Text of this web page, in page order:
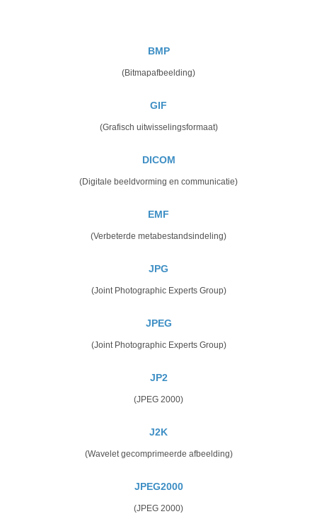
BMP
(Bitmapafbeelding)
GIF
(Grafisch uitwisselingsformaat)
DICOM
(Digitale beeldvorming en communicatie)
EMF
(Verbeterde metabestandsindeling)
JPG
(Joint Photographic Experts Group)
JPEG
(Joint Photographic Experts Group)
JP2
(JPEG 2000)
J2K
(Wavelet gecomprimeerde afbeelding)
JPEG2000
(JPEG 2000)